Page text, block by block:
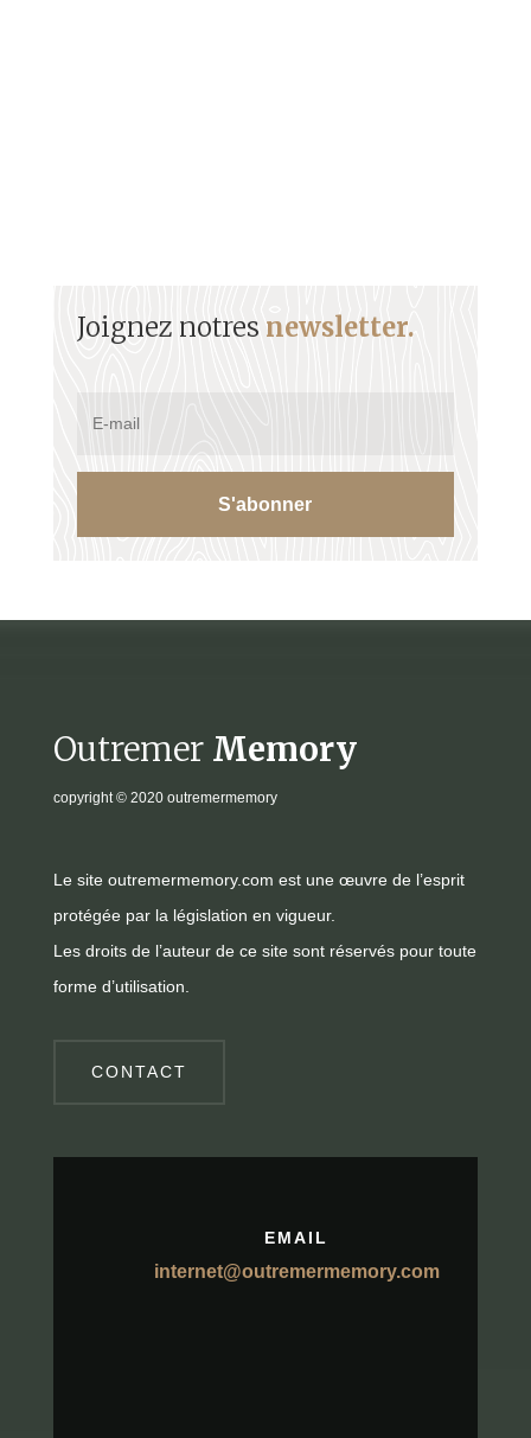
Joignez notres newsletter.
S'abonner
Outremer Memory
copyright© 2020 outremermemory
Le site outremermemory.com est une œuvre de l’esprit
protégée par la législation en vigueur.
Les droits de l’auteur de ce site sont réservés pour toute
forme d’utilisation.
CONTACT
EMAIL
internet@outremermemory.com